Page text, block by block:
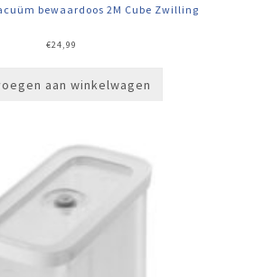
bewaardoos 2M Cube Zwilling
€24,99
aan winkelwagen